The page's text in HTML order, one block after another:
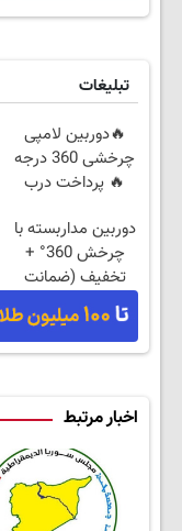
تبلیغات
🔥دوربین لامپی
چرخشی 360 درجه
🔥 پرداخت درب
تعویض
دوربین مداربسته با
چرخش 360° +
تخفیف (ضمانت
تعویض + پرداخت
درب منزل)
اخبار مرتبط